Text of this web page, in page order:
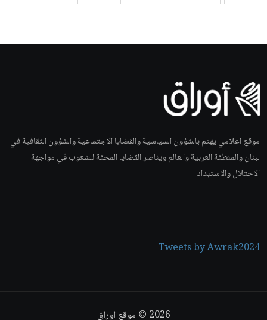
موقع اعلامي يهتم بالشؤون السياسية والقضايا الاجتماعية والشؤون الثقافية في
لبنان والمنطقة العربية والعالم ويناصر القضايا المحقة للشعوب في مواجهة
الاحتلال والاستبداد
Tweets by Awrak2024
2026 © موقع اوراق